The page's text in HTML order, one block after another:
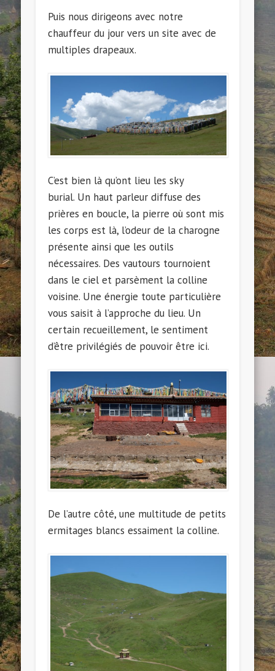
Puis nous dirigeons avec notre
chauffeur du jour vers un site avec de
multiples drapeaux.
C’est bien là qu’ont lieu les sky
burial. Un haut parleur diffuse des
prières en boucle, la pierre où sont mis
les corps est là, l’odeur de la charogne
présente ainsi que les outils
nécessaires. Des vautours tournoient
dans le ciel et parsèment la colline
voisine. Une énergie toute particulière
vous saisit à l’approche du lieu. Un
certain recueillement, le sentiment
d’être privilégiés de pouvoir être ici.
De l’autre côté, une multitude de petits
ermitages blancs essaiment la colline.